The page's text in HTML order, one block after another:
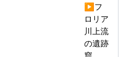
▶フ
ロリア
川上流
の遺跡